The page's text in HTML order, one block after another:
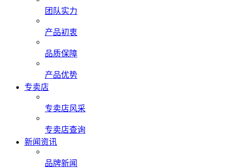
团队实力
产品初衷
品质保障
产品优势
专卖店
专卖店风采
专卖店查询
新闻资讯
品牌新闻